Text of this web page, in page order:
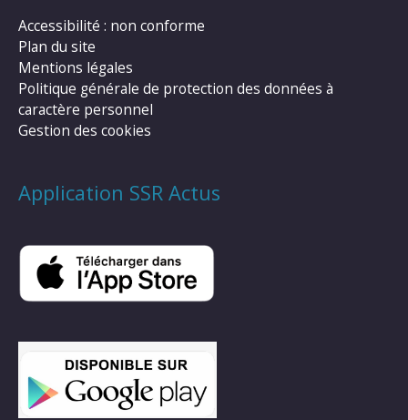
Accessibilité : non conforme
Plan du site
Mentions légales
Politique générale de protection des données à
caractère personnel
Gestion des cookies
Application SSR Actus